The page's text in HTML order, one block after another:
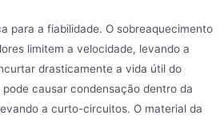
para a fiabilidade. O sobreaquecimento
limitem a velocidade, levando a
drasticamente a vida útil do
causar condensação dentro da
a curto-circuitos. O material da